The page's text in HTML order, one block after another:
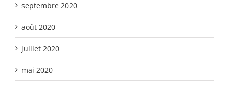
septembre 2020
août 2020
juillet 2020
mai 2020